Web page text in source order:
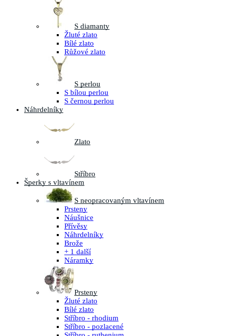
S diamanty
Žluté zlato
Bílé zlato
Růžové zlato
S perlou
S bílou perlou
S černou perlou
Náhrdelníky
Zlato
Stříbro
Šperky s vltavínem
S neopracovaným vltavínem
Prsteny
Náušnice
Přívěsy
Náhrdelníky
Brože
+ 1 další
Náramky
Prsteny
Žluté zlato
Bílé zlato
Stříbro - rhodium
Stříbro - pozlacené